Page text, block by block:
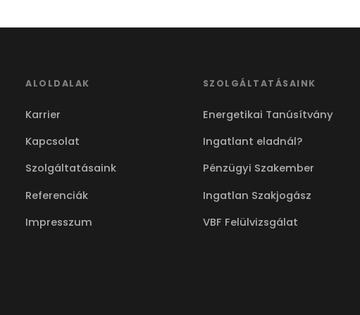
ALOLDALAK
Karrier
Kapcsolat
Szolgáltatásaink
Referenciák
Impresszum
SZOLGÁLTATÁSAINK
Energetikai Tanúsítvány
Ingatlant eladnál?
Pénzügyi Szakember
Ingatlan Szakjogász
VBF Felülvizsgálat